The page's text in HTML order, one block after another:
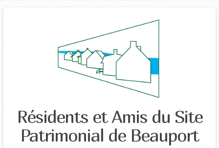
Résidents et Amis du Site
Patrimonial de Beauport